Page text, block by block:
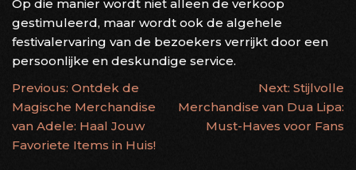
Op die manier wordt niet alleen de verkoop
gestimuleerd, maar wordt ook de algehele
festivalervaring van de bezoekers verrijkt door een
persoonlijke en deskundige service.
BERICHTNAVIGATIE
Previous: Ontdek de
Magische Merchandise
van Adele: Haal Jouw
Favoriete Items in Huis!
Next: Stijlvolle
Merchandise van Dua Lipa:
Must-Haves voor Fans